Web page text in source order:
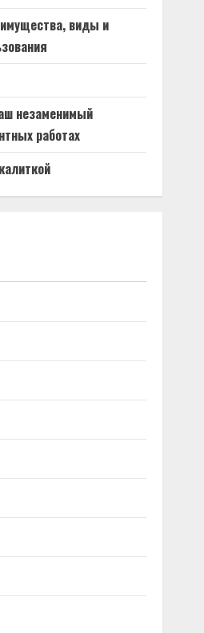
виды и
незаменимый
работах